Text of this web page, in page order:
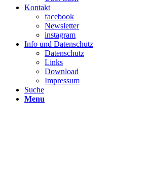
Kontakt
facebook
Newsletter
instagram
Info und Datenschutz
Datenschutz
Links
Download
Impressum
Suche
Menu